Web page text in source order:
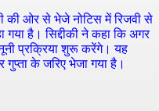
की ओर से भेजे नोटिस में रिजवी से
है। सिद्दीकी ने कहा कि अगर
प्रक्रिया शुरू करेंगे। यह
गुप्ता के जरिए भेजा गया है।